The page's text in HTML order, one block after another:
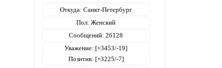
Откуда: Санкт-Петербург
Пол: Женский
Сообщений: 26128
Уважение: [+3453/-19]
Позитив: [+3225/-7]